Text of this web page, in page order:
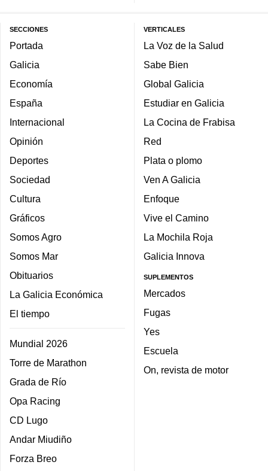
SECCIONES
Portada
Galicia
Economía
España
Internacional
Opinión
Deportes
Sociedad
Cultura
Gráficos
Somos Agro
Somos Mar
Obituarios
La Galicia Económica
El tiempo
Mundial 2026
Torre de Marathon
Grada de Río
Opa Racing
CD Lugo
Andar Miudiño
Forza Breo
VERTICALES
La Voz de la Salud
Sabe Bien
Global Galicia
Estudiar en Galicia
La Cocina de Frabisa
Red
Plata o plomo
Ven A Galicia
Enfoque
Vive el Camino
La Mochila Roja
Galicia Innova
SUPLEMENTOS
Mercados
Fugas
Yes
Escuela
On, revista de motor